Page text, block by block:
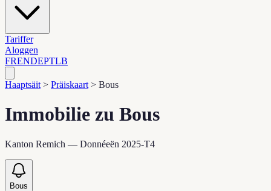
Tariffer
Aloggen
FRENDEPTLB
Haaptsäit > Präiskaart > Bous
Immobilie zu Bous
Kanton Remich — Donnéeën 2025-T4
Bous